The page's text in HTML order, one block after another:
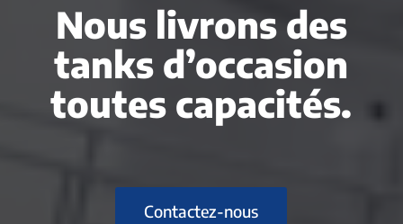
Nous livrons des
tanks d’occasion
toutes capacités.
Contactez-nous